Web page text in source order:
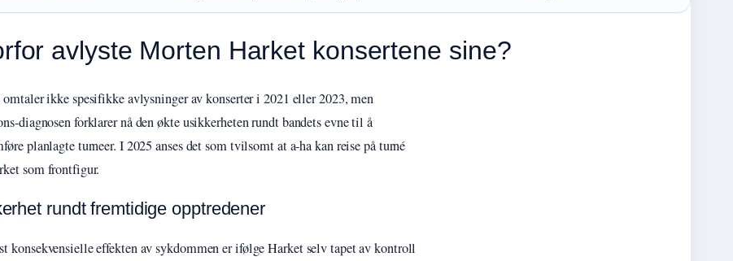
avlyste Morten Harket konsertene sine?
ikke spesifikke avlysninger av konserter i 2021 eller 2023, men
diagnosen forklarer nå den økte usikkerheten rundt bandets evne til å
planlagte turneer. I 2025 anses det som tvilsomt at a-ha kan reise på turné
som frontfigur.
rundt fremtidige opptredener
konsekvensielle effekten av sykdommen er ifølge Harket selv tapet av kontroll